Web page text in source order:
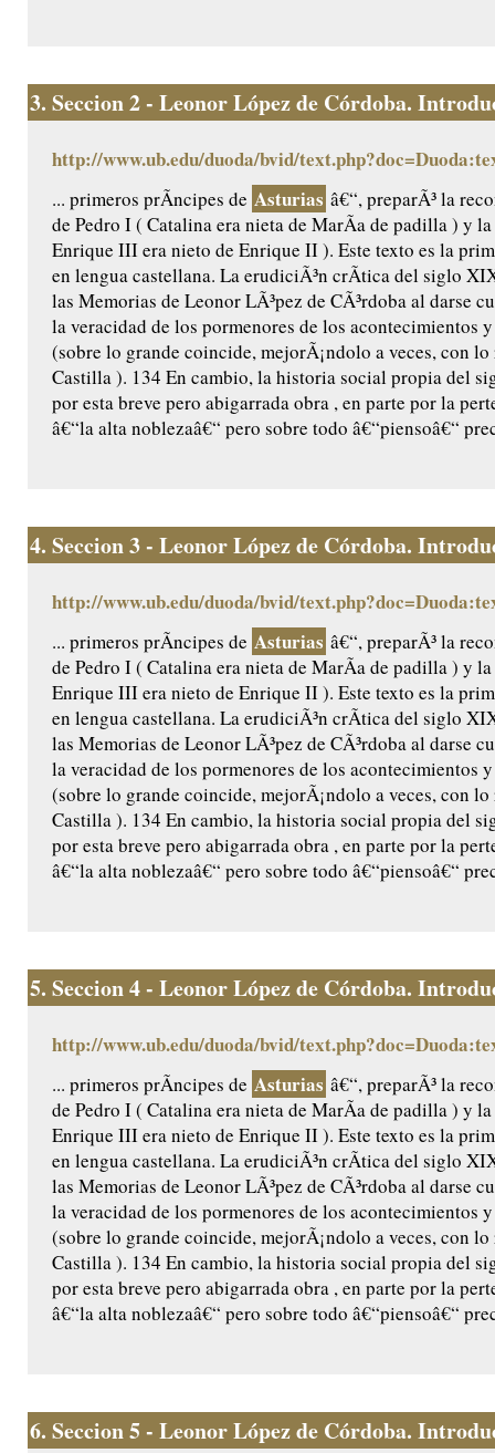
3. Seccion 2 - Leonor López de Córdoba.
http://www.ub.edu/duoda/bvid/
... primeros prÃ­ncipes de Asturias â€“, preparÃ³ la
de Pedro I ( Catalina era nieta de MarÃ­a de padilla ) y
Enrique III era nieto de Enrique II ). Este texto es la
en lengua castellana. La erudiciÃ³n crÃ­tica del siglo
las Memorias de Leonor LÃ³pez de CÃ³rdoba al darse
la veracidad de los pormenores de los acontecimientos
(sobre lo grande coincide, mejorÃ¡ndolo a veces, con
Castilla ). 134 En cambio, la historia social propia del
por esta breve pero abigarrada obra , en parte por la
â€“la alta noblezaâ€“ pero sobre todo â€“piensoâ€“
4. Seccion 3 - Leonor López de Córdoba.
http://www.ub.edu/duoda/bvid/
... primeros prÃ­ncipes de Asturias â€“, preparÃ³ la
de Pedro I ( Catalina era nieta de MarÃ­a de padilla ) y
Enrique III era nieto de Enrique II ). Este texto es la
en lengua castellana. La erudiciÃ³n crÃ­tica del siglo
las Memorias de Leonor LÃ³pez de CÃ³rdoba al darse
la veracidad de los pormenores de los acontecimientos
(sobre lo grande coincide, mejorÃ¡ndolo a veces, con
Castilla ). 134 En cambio, la historia social propia del
por esta breve pero abigarrada obra , en parte por la
â€“la alta noblezaâ€“ pero sobre todo â€“piensoâ€“
5. Seccion 4 - Leonor López de Córdoba.
http://www.ub.edu/duoda/bvid/
... primeros prÃ­ncipes de Asturias â€“, preparÃ³ la
de Pedro I ( Catalina era nieta de MarÃ­a de padilla ) y
Enrique III era nieto de Enrique II ). Este texto es la
en lengua castellana. La erudiciÃ³n crÃ­tica del siglo
las Memorias de Leonor LÃ³pez de CÃ³rdoba al darse
la veracidad de los pormenores de los acontecimientos
(sobre lo grande coincide, mejorÃ¡ndolo a veces, con
Castilla ). 134 En cambio, la historia social propia del
por esta breve pero abigarrada obra , en parte por la
â€“la alta noblezaâ€“ pero sobre todo â€“piensoâ€“
6. Seccion 5 - Leonor López de Córdoba.